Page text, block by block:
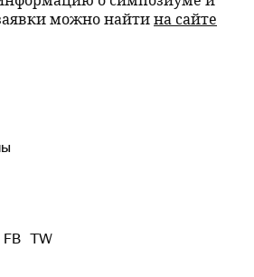
можно найтина сайте
FB TW